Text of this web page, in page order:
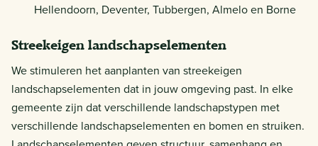
Hellendoorn, Deventer, Tubbergen, Almelo en Borne
Streekeigen landschapselementen
We stimuleren het aanplanten van streekeigen
landschapselementen dat in jouw omgeving past. In elke
gemeente zijn dat verschillende landschapstypen met
verschillende landschapselementen en bomen en struiken.